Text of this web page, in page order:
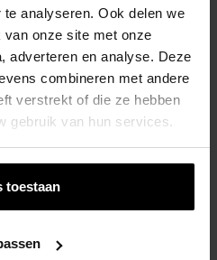
analyseren. Ook delen we
onze site met onze
adverteren en analyse. Deze
combineren met andere
verstrekt of die ze hebben
gebruik van hun services.
toestaan
Kunststof Ringen –